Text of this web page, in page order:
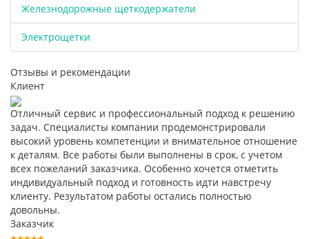
Железнодорожные щеткодержатели
Электрощетки
Отзывы и рекомендации
Клиент
Отличный сервис и профессиональный подход к решению
задач. Специалисты компании продемонстрировали
высокий уровень компетенции и внимательное отношение
к деталям. Все работы были выполнены в срок, с учетом
всех пожеланий заказчика. Особенно хочется отметить
индивидуальный подход и готовность идти навстречу
клиенту. Результатом работы остались полностью
довольны.
Заказчик